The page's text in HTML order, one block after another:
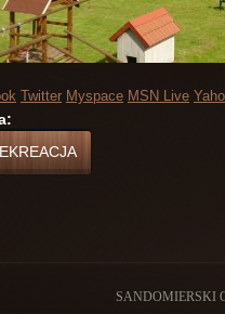
Twitter Myspace MSN Live
SANDOMIERSKI